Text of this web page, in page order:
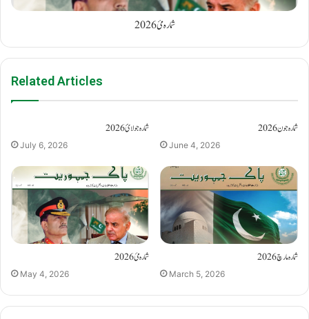
شمارہ مئ 2026
Related Articles
شمارہ جولائ 2026
July 6, 2026
شمارہ جون 2026
June 4, 2026
شمارہ مئ 2026
May 4, 2026
شمارہ مارچ 2026
March 5, 2026